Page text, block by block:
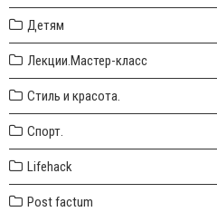
Детям
Лекции.Мастер-класс
Стиль и красота.
Спорт.
Lifehack
Post factum